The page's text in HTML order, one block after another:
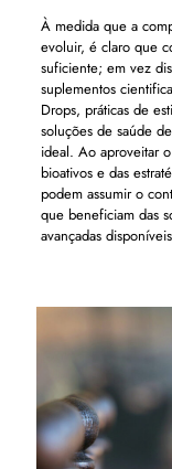
À medida que a
evoluir, é claro que
suficiente; em vez
suplementos
Drops, práticas de
soluções de saúde
ideal. Ao aproveitar
bioativos e das
podem assumir o
que beneficiam das
avançadas